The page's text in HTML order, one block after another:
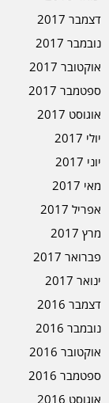
דצמבר 2017
נובמבר 2017
אוקטובר 2017
ספטמבר 2017
אוגוסט 2017
יולי 2017
יוני 2017
מאי 2017
אפריל 2017
מרץ 2017
פברואר 2017
ינואר 2017
דצמבר 2016
נובמבר 2016
אוקטובר 2016
ספטמבר 2016
אוגוסט 2016